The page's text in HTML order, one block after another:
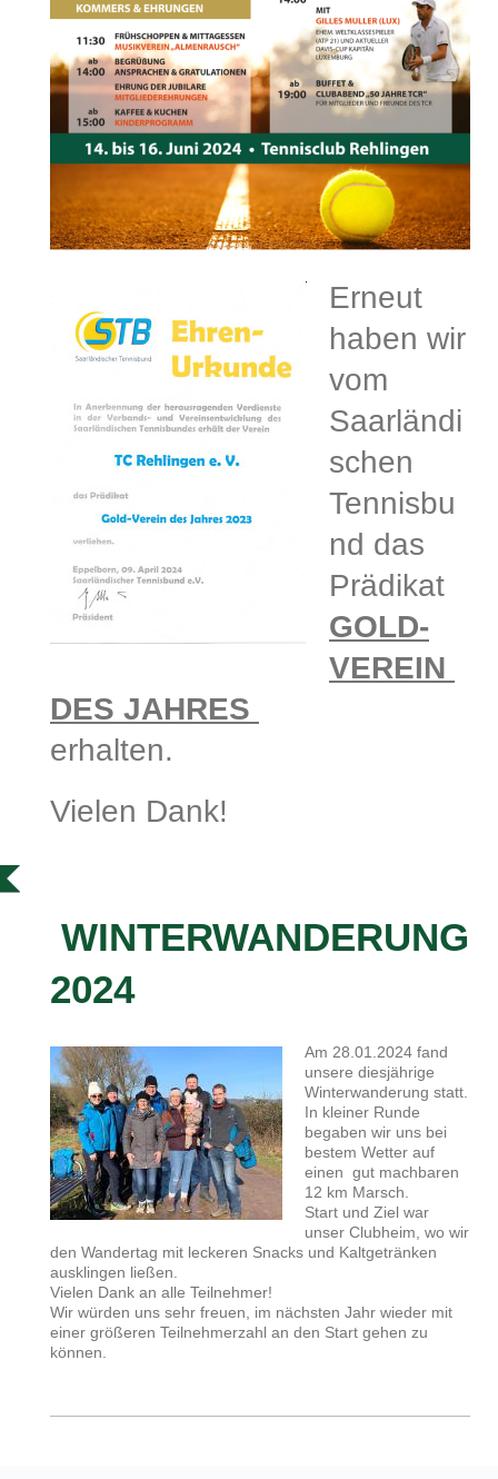
Erneut
haben wir
vom
Saarländi
schen
Tennisbu
nd das
Prädikat
GOLD-
VEREIN
DES JAHRES
erhalten.
Vielen Dank!
WINTERWANDERUNG
2024
Am 28.01.2024 fand
unsere diesjährige
Winterwanderung statt.
In kleiner Runde
begaben wir uns bei
bestem Wetter auf
einen gut machbaren
12 km Marsch.
Start und Ziel war
unser Clubheim, wo wir
den Wandertag mit leckeren Snacks und Kaltgetränken
ausklingen ließen.
Vielen Dank an alle Teilnehmer!
Wir würden uns sehr freuen, im nächsten Jahr wieder mit
einer größeren Teilnehmerzahl an den Start gehen zu
können.